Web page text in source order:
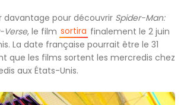
davantage pour découvrir Spider-Man:
Verse, le film sortira finalement le 2 juin
La date française pourrait être le 31
que les films sortent les mercredis chez
aux États-Unis.